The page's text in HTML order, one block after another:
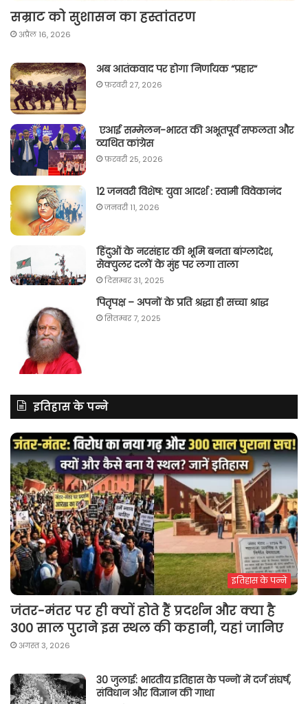
सम्राट को सुशासन का हस्तांतरण
अप्रैल 16, 2026
अब आतंकवाद पर होगा निर्णायक “प्रहार“
फ़रवरी 27, 2026
एआई सम्मेलन-भारत की अभूतपूर्व सफलता और
व्यथित कांग्रेस
फ़रवरी 25, 2026
12 जनवरी विशेष: युवा आदर्श : स्वामी विवेकानंद
जनवरी 11, 2026
हिंदुओं के नरसंहार की भूमि बनता बांग्लादेश,
सेक्युलर दलों के मुंह पर लगा ताला
दिसम्बर 31, 2025
पितृपक्ष – अपनों के प्रति श्रद्धा ही सच्चा श्राद्ध
सितम्बर 7, 2025
इतिहास के पन्ने
इतिहास के पन्ने
जंतर-मंतर पर ही क्यों होते हैं प्रदर्शन और क्या है
300 साल पुराने इस स्थल की कहानी, यहां जानिए
अगस्त 3, 2026
30 जुलाई: भारतीय इतिहास के पन्नों में दर्ज संघर्ष,
संविधान और विज्ञान की गाथा